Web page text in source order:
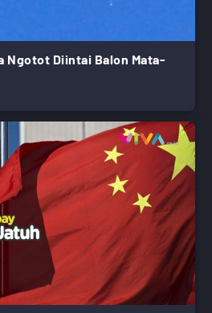
Ngotot Diintai Balon Mata-